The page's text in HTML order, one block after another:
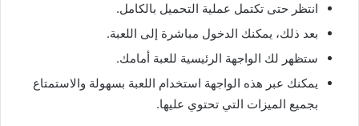
انتظر حتى تكتمل عملية التحميل بالكامل.
بعد ذلك، يمكنك الدخول مباشرة إلى اللعبة.
ستظهر لك الواجهة الرئيسية للعبة أمامك.
يمكنك عبر هذه الواجهة استخدام اللعبة بسهولة والاستمتاع
بجميع الميزات التي تحتوي عليها.